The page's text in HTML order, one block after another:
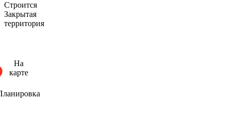
Строится
Закрытая
территория
На
карте